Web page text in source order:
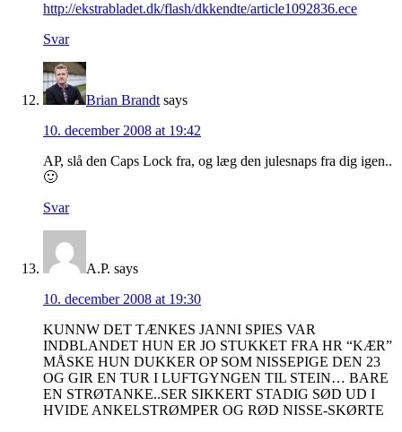
http://ekstrabladet.dk/flash/dkkendte/article1092836.ece
Svar
Brian Brandt says
10. december 2008 at 19:42
AP, slå den Caps Lock fra, og læg den julesnaps fra dig igen..
🙂
Svar
A.P. says
10. december 2008 at 19:30
KUNNW DET TÆNKES JANNI SPIES VAR
INDBLANDET HUN ER JO STUKKET FRA HR “KÆR”
MÅSKE HUN DUKKER OP SOM NISSEPIGE DEN 23
OG GIR EN TUR I LUFTGYNGEN TIL STEIN… BARE
EN STRØTANKE..SER SIKKERT STADIG SØD UD I
HVIDE ANKELSTRØMPER OG RØD NISSE-SKØRTE